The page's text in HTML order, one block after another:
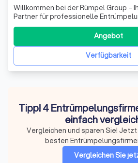
Willkommen bei der Rümpel Group –
Partner für professionelle
Wir zeichnen uns durch unsere
Engagement aus, um Ihnen einen
stressfreien Service zu bieten. Unser
kümmert sich um alle Aspekte Ihrer Entr
Verfügbarkeit
Angebot
Tipp! 4
einfach
Vergleichen und sparen Sie!
besten
Vergleichen Sie